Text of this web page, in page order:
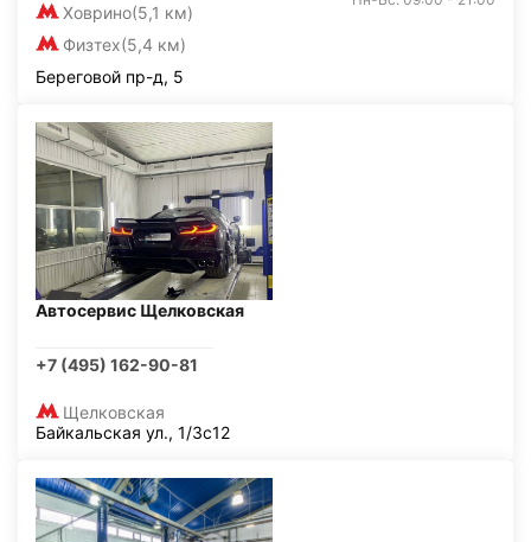
Ховрино(5,1 км)
Физтех(5,4 км)
Береговой пр-д, 5
Автосервис Щелковская
+7 (495) 162-90-81
Щелковская
Байкальская ул., 1/3с12